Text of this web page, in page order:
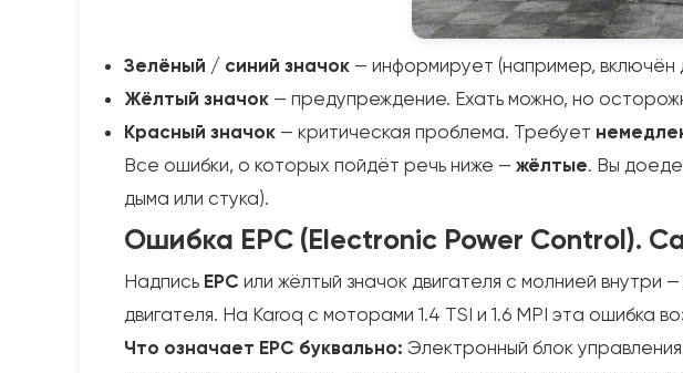
Зелёный / синий значок — информирует (например, включён
Жёлтый значок — предупреждение. Ехать можно, но
Красный значок — критическая проблема. Требует
Все ошибки, о которых пойдёт речь ниже — жёлтые. Вы
дыма или стука).
Ошибка EPC (Electronic Power Control).
Надпись EPC или жёлтый значок двигателя с молнией
двигателя. На Karoq с моторами 1.4 TSI и 1.6 MPI эта ошибка
Что означает EPC буквально: Электронный блок